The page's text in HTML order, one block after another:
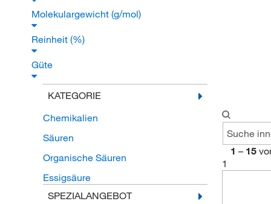
Molekulargewicht (g/mol)
Reinheit (%)
Güte
KATEGORIE
Chemikalien
Säuren
Organische Säuren
Essigsäure
SPEZIALANGEBOT
1 – 15
1